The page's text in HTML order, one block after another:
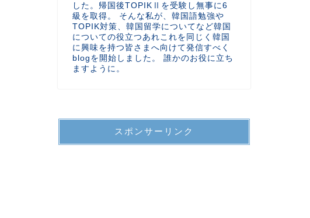
した。帰国後TOPIKⅡを受験し無事に6
級を取得。 そんな私が、韓国語勉強や
TOPIK対策、韓国留学についてなど韓国
についての役立つあれこれを同じく韓国
に興味を持つ皆さまへ向けて発信すべく
blogを開始しました。 誰かのお役に立ち
ますように。
スポンサーリンク